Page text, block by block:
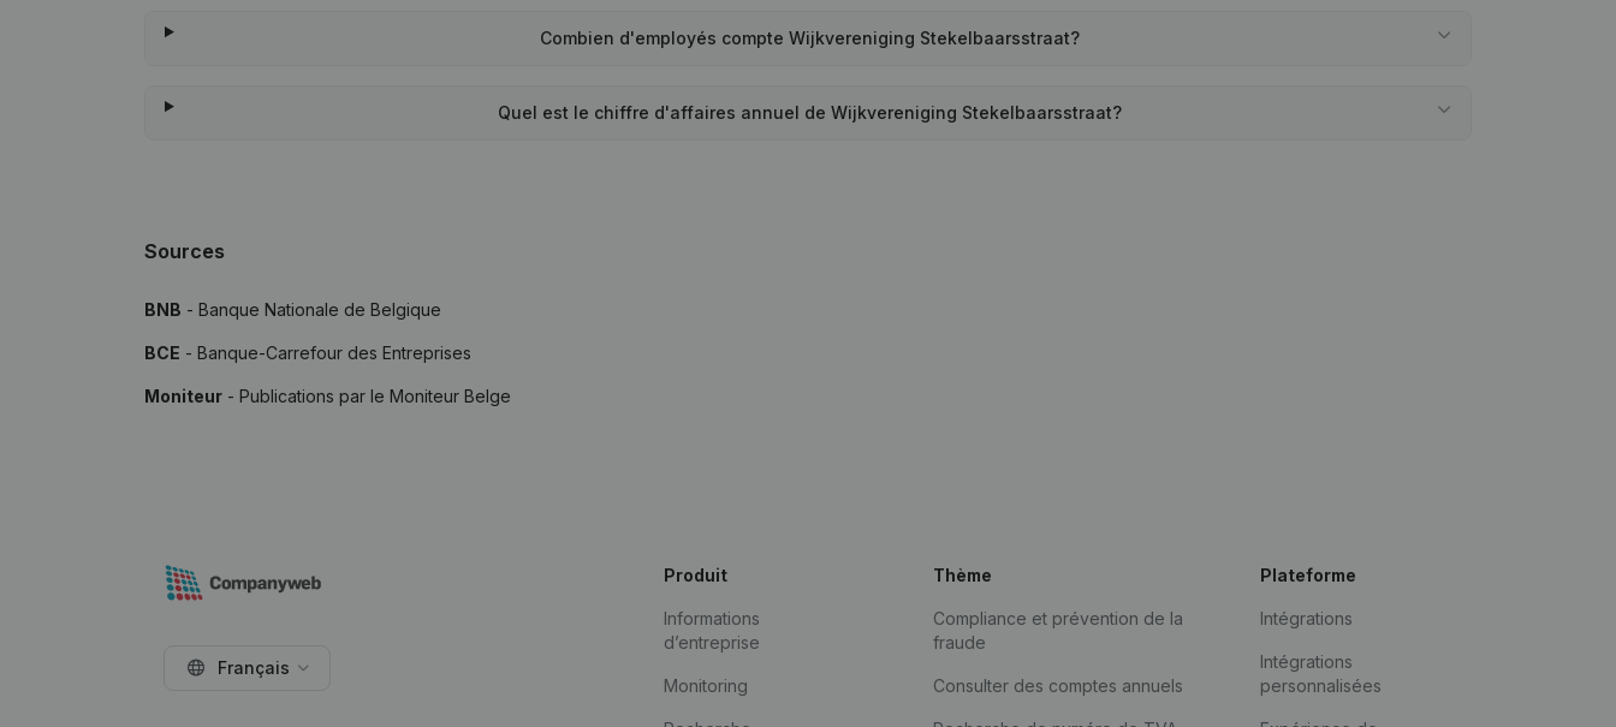
Combien d'employés compte Wijkvereniging Stekelbaarsstraat?
Quel est le chiffre d'affaires annuel de Wijkvereniging Stekelbaarsstraat?
Sources
BNB - Banque Nationale de Belgique
BCE - Banque-Carrefour des Entreprises
Moniteur - Publications par le Moniteur Belge
Français
Produit
Informations
d’entreprise
Monitoring
Thème
Compliance et prévention de la
fraude
Consulter des comptes annuels
Plateforme
Intégrations
Intégrations
personnalisées